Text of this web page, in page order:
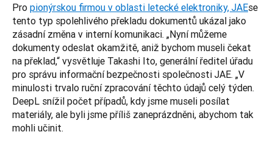
Pro pionýrskou firmou v oblasti letecké elektroniky, JAEse
tento typ spolehlivého překladu dokumentů ukázal jako
zásadní změna v interní komunikaci. „Nyní můžeme
dokumenty odeslat okamžitě, aniž bychom museli čekat
na překlad,“ vysvětluje Takashi Ito, generální ředitel úřadu
pro správu informační bezpečnosti společnosti JAE. „V
minulosti trvalo ruční zpracování těchto údajů celý týden.
DeepL snížil počet případů, kdy jsme museli posílat
materiály, ale byli jsme příliš zaneprázdněni, abychom tak
mohli učinit.